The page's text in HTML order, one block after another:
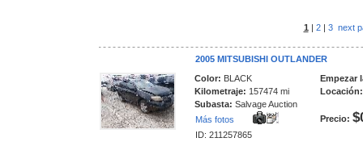
1 | 2| 3 next
2005 MITSUBISHI OUTLANDER
Color: BLACK
Kilometraje: 157474 mi
Subasta: Salvage Auction
Más fotos
ID: 211257865
Empezar
Locación:
Precio: